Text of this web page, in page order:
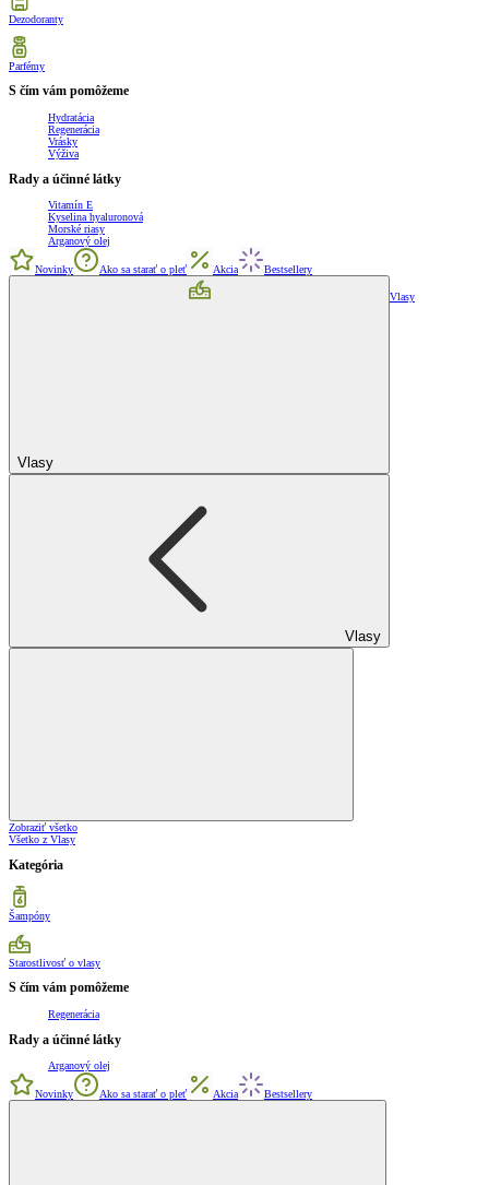
Dezodoranty
Parfémy
S čím vám pomôžeme
Hydratácia
Regenerácia
Vrásky
Výživa
Rady a účinné látky
Vitamín E
Kyselina hyaluronová
Morské riasy
Arganový olej
Novinky Ako sa starať o pleť Akcia Bestsellery
Vlasy
Vlasy
Vlasy
Zobraziť všetko
Všetko z Vlasy
Kategória
Šampóny
Starostlivosť o vlasy
S čím vám pomôžeme
Regenerácia
Rady a účinné látky
Arganový olej
Novinky Ako sa starať o pleť Akcia Bestsellery